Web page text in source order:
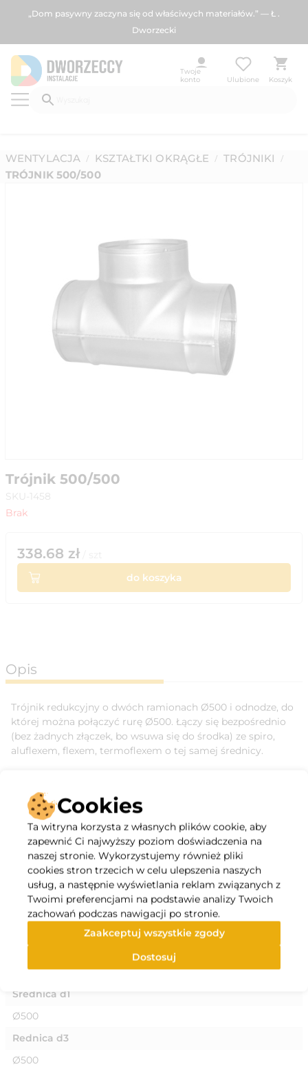
„Dom pasywny zaczyna się od właściwych materiałów.” — Ł .
Dworzecki
Twoje
konto
Ulubione Koszyk
WENTYLACJA / KSZTAŁTKI OKRĄGŁE / TRÓJNIKI /
TRÓJNIK 500/500
Trójnik 500/500
SKU-1458
Brak
338.68 zł
do koszyka
Opis
Trójnik redukcyjny o dwóch ramionach Ø500 i odnodze, do
której można połączyć rurę Ø500. Łączy się bezpośrednio
(bez żadnych złączek, bo wsuwa się do środka) ze spiro,
aluflexem, flexem, termoflexem o tej samej średnicy.
Specyfikacja
Materiał
Wykonany z blachy stalowej ocynkowanej
Średnica d1
Ø500
Rednica d3
Ø500
Cookies
Ta witryna korzysta z własnych plików cookie, aby
zapewnić Ci najwyższy poziom doświadczenia na
naszej stronie. Wykorzystujemy również pliki
cookies stron trzecich w celu ulepszenia naszych
usług, a następnie wyświetlania reklam związanych z
Twoimi preferencjami na podstawie analizy Twoich
zachowań podczas nawigacji po stronie.
Zaakceptuj wszystkie zgody
Dostosuj